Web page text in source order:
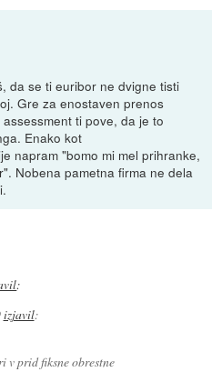
da se ti euribor ne dvigne tisti
Gre za enostaven prenos
ti pove, da je to
Enako kot
napram "bomo mi mel prihranke,
Nobena pametna firma ne dela
:
izjavil:
v prid fiksne obrestne